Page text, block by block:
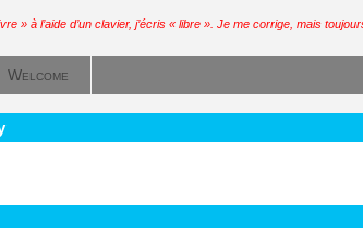
» à l’aide d’un clavier, j’écris « libre ». Je me corrige, mais
Welcome